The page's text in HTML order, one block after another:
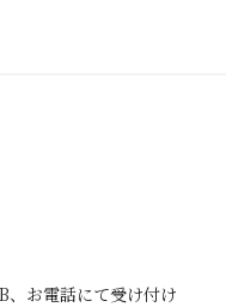
、お電話にて受け付け